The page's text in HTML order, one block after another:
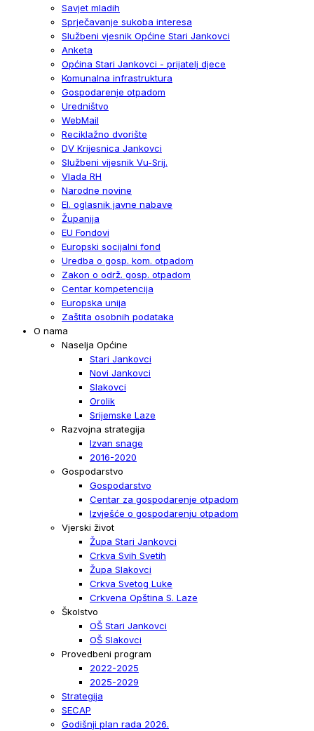
Savjet mladih
Sprječavanje sukoba interesa
Službeni vjesnik Općine Stari Jankovci
Anketa
Općina Stari Jankovci - prijatelj djece
Komunalna infrastruktura
Gospodarenje otpadom
Uredništvo
WebMail
Reciklažno dvorište
DV Krijesnica Jankovci
Službeni vijesnik Vu-Srij.
Vlada RH
Narodne novine
El. oglasnik javne nabave
Županija
EU Fondovi
Europski socijalni fond
Uredba o gosp. kom. otpadom
Zakon o održ. gosp. otpadom
Centar kompetencija
Europska unija
Zaštita osobnih podataka
O nama
Naselja Općine
Stari Jankovci
Novi Jankovci
Slakovci
Orolik
Srijemske Laze
Razvojna strategija
Izvan snage
2016-2020
Gospodarstvo
Gospodarstvo
Centar za gospodarenje otpadom
Izvješće o gospodarenju otpadom
Vjerski život
Župa Stari Jankovci
Crkva Svih Svetih
Župa Slakovci
Crkva Svetog Luke
Crkvena Opština S. Laze
Školstvo
OŠ Stari Jankovci
OŠ Slakovci
Provedbeni program
2022-2025
2025-2029
Strategija
SECAP
Godišnji plan rada 2026.